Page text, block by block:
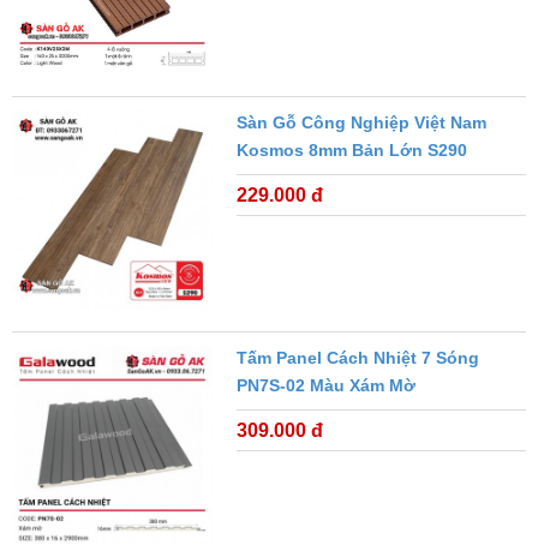
Sàn Gỗ Công Nghiệp Việt Nam
Kosmos 8mm Bản Lớn S290
229.000 đ
Tấm Panel Cách Nhiệt 7 Sóng
PN7S-02 Màu Xám Mờ
309.000 đ